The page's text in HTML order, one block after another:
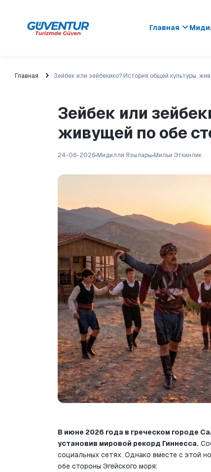
Главная
Главная Зейбек или зейбекико? История общей культуры,
Зейбек или
живущей по обе
24-06-2026 Мидилли Язылары Мильи Эткинлик
В июне 2026 года в греческом городе
установив мировой рекорд Гиннесса.
социальных сетях. Однако вместе с этой
обе стороны Эгейского моря: